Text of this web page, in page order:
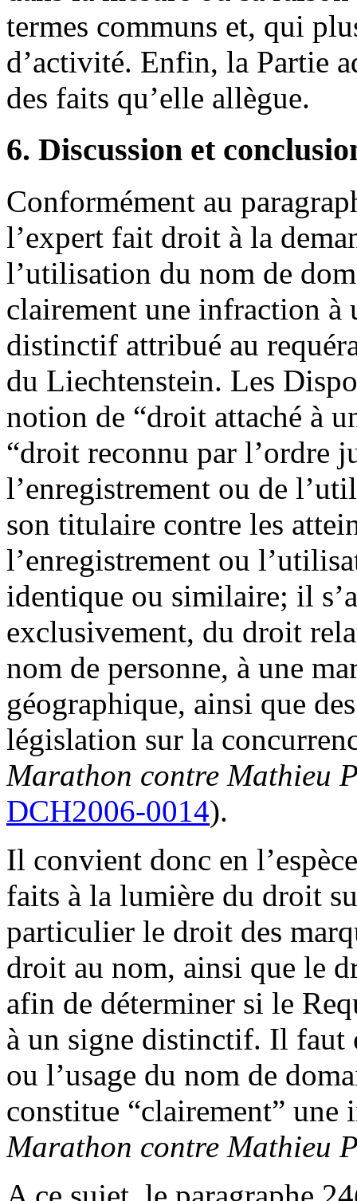
termes communs et, qui
d’activité. Enfin, la Partie
des faits qu’elle allègue.
6. Discussion et
Conformément au
l’expert fait droit à la
l’utilisation du nom de
clairement une infraction à
distinctif attribué au
du Liechtenstein. Les
notion de “droit attaché à
“droit reconnu par l’ordre
l’enregistrement ou de
son titulaire contre les
l’enregistrement ou
identique ou similaire; il
exclusivement, du droit
nom de personne, à une
géographique, ainsi que
législation sur la
Marathon contre Mathieu
DCH2006-0014).
Il convient donc en
faits à la lumière du droit
particulier le droit des
droit au nom, ainsi que le
afin de déterminer si le
à un signe distinctif. Il faut
ou l’usage du nom de
constitue “clairement”
Marathon contre Mathieu